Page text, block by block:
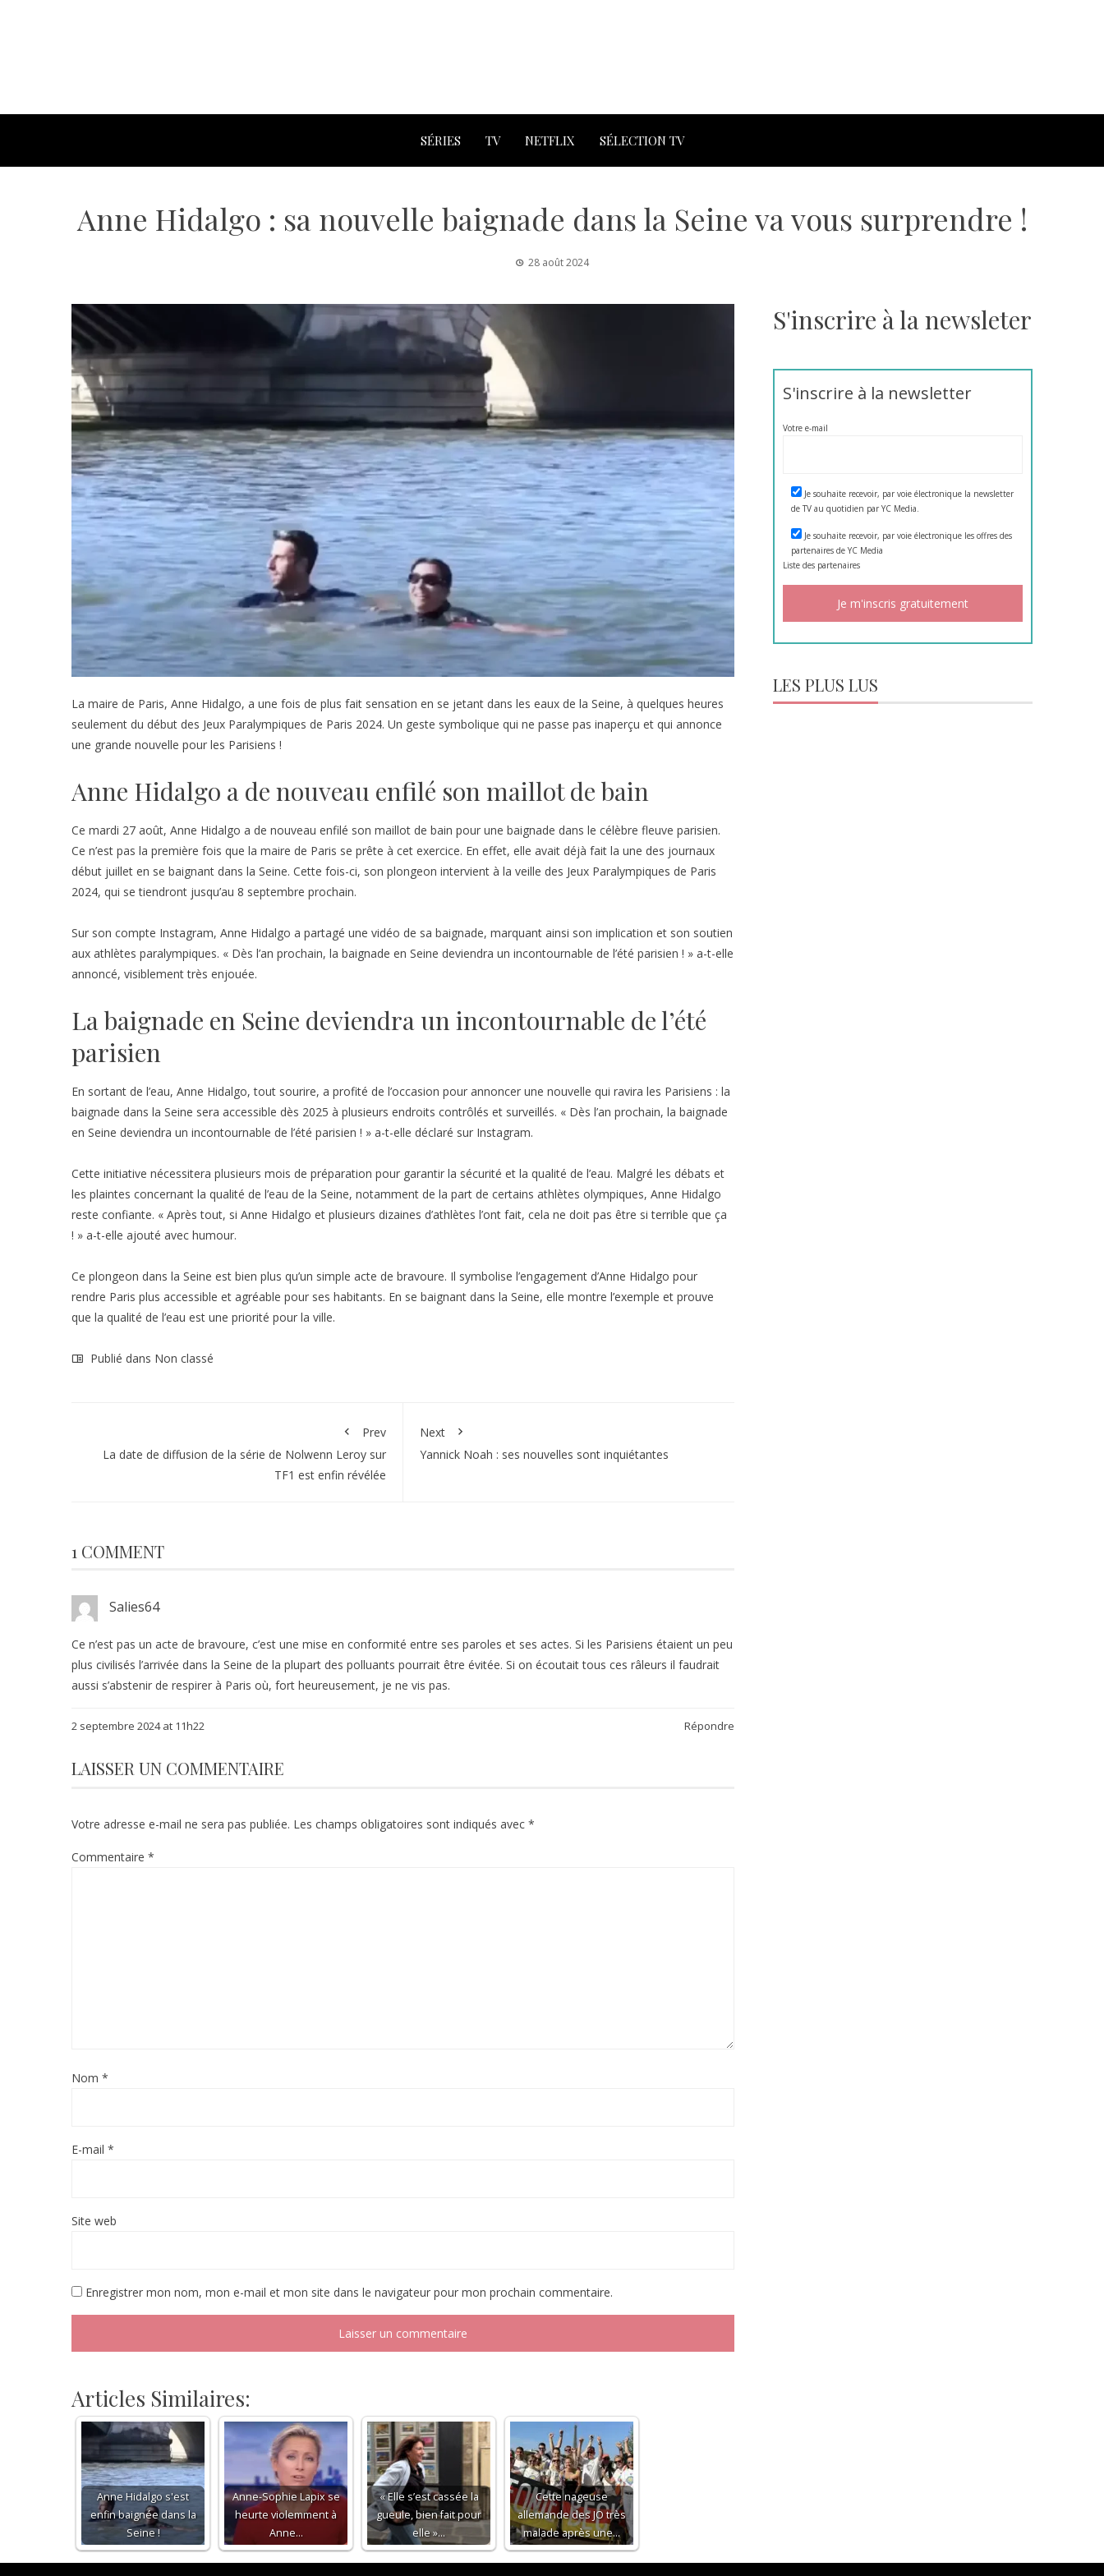
SÉRIES TV NETFLIX SÉLECTION TV
Anne Hidalgo : sa nouvelle baignade dans la Seine va vous surprendre !
28 août 2024
La maire de Paris, Anne Hidalgo, a une fois de plus fait sensation en se jetant dans les eaux de la Seine, à quelques heures
seulement du début des Jeux Paralympiques de Paris 2024. Un geste symbolique qui ne passe pas inaperçu et qui annonce
une grande nouvelle pour les Parisiens !
Anne Hidalgo a de nouveau enfilé son maillot de bain
Ce mardi 27 août, Anne Hidalgo a de nouveau enfilé son maillot de bain pour une baignade dans le célèbre fleuve parisien.
Ce n’est pas la première fois que la maire de Paris se prête à cet exercice. En effet, elle avait déjà fait la une des journaux
début juillet en se baignant dans la Seine. Cette fois-ci, son plongeon intervient à la veille des Jeux Paralympiques de Paris
2024, qui se tiendront jusqu’au 8 septembre prochain.
Sur son compte Instagram, Anne Hidalgo a partagé une vidéo de sa baignade, marquant ainsi son implication et son soutien
aux athlètes paralympiques. « Dès l’an prochain, la baignade en Seine deviendra un incontournable de l’été parisien ! » a-t-elle
annoncé, visiblement très enjouée.
La baignade en Seine deviendra un incontournable de l’été
parisien
En sortant de l’eau, Anne Hidalgo, tout sourire, a profité de l’occasion pour annoncer une nouvelle qui ravira les Parisiens : la
baignade dans la Seine sera accessible dès 2025 à plusieurs endroits contrôlés et surveillés. « Dès l’an prochain, la baignade
en Seine deviendra un incontournable de l’été parisien ! » a-t-elle déclaré sur Instagram.
Cette initiative nécessitera plusieurs mois de préparation pour garantir la sécurité et la qualité de l’eau. Malgré les débats et
les plaintes concernant la qualité de l’eau de la Seine, notamment de la part de certains athlètes olympiques, Anne Hidalgo
reste confiante. « Après tout, si Anne Hidalgo et plusieurs dizaines d’athlètes l’ont fait, cela ne doit pas être si terrible que ça
! » a-t-elle ajouté avec humour.
Ce plongeon dans la Seine est bien plus qu’un simple acte de bravoure. Il symbolise l’engagement d’Anne Hidalgo pour
rendre Paris plus accessible et agréable pour ses habitants. En se baignant dans la Seine, elle montre l’exemple et prouve
que la qualité de l’eau est une priorité pour la ville.
Publié dans Non classé
Prev
La date de diffusion de la série de Nolwenn Leroy sur
TF1 est enfin révélée
Next
Yannick Noah : ses nouvelles sont inquiétantes
1 COMMENT
Salies64
Ce n’est pas un acte de bravoure, c’est une mise en conformité entre ses paroles et ses actes. Si les Parisiens étaient un peu
plus civilisés l’arrivée dans la Seine de la plupart des polluants pourrait être évitée. Si on écoutait tous ces râleurs il faudrait
aussi s’abstenir de respirer à Paris où, fort heureusement, je ne vis pas.
2 septembre 2024 at 11h22 Répondre
LAISSER UN COMMENTAIRE
Votre adresse e-mail ne sera pas publiée. Les champs obligatoires sont indiqués avec *
Commentaire *
Nom *
E-mail *
Site web
Enregistrer mon nom, mon e-mail et mon site dans le navigateur pour mon prochain commentaire.
Articles Similaires:
Anne Hidalgo s'est
enfin baignée dans la
Seine !
Anne-Sophie Lapix se
heurte violemment à
Anne…
« Elle s’est cassée la
gueule, bien fait pour
elle »…
Cette nageuse
allemande des JO très
malade après une…
S'inscrire à la newsleter
S'inscrire à la newsletter
Votre e-mail
Je souhaite recevoir, par voie électronique la newsletter
de TV au quotidien par YC Media.
Je souhaite recevoir, par voie électronique les offres des
partenaires de YC Media
Liste des partenaires
LES PLUS LUS